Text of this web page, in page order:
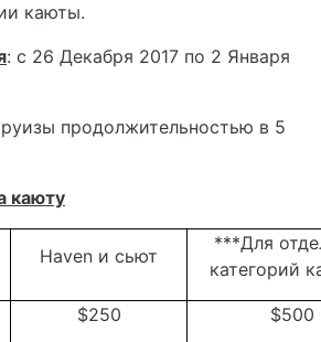
каюты.
: с 26 Декабря 2017 по 2 Января
продолжительностью в 5
каюту
Haven и сьют
***Для
категорий
$250 $500